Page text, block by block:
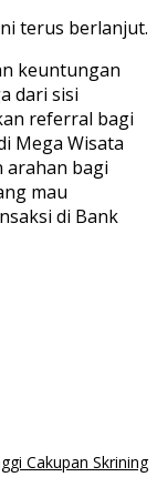
terus berlanjut.
keuntungan
dari sisi
referral bagi
Mega Wisata
arahan bagi
mau
di Bank
Cakupan Skrining